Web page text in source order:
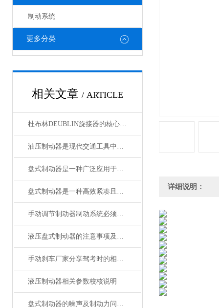
制动系统
更多分类
相关文章 / ARTICLE
杜布林DEUBLIN旋接器的核心在于转子与外壳之间的相对旋转
油压制动器是现代交通工具中常见的制动系统
盘式制动器是一种广泛应用于各类车辆和机械设备的制动系统
盘式制动器是一种高效紧凑且散热性能好的制动系统
手动调节制动器制动系统必须具备的功能
液压盘式制动器的注意事项及保养
手动刹车厂家分享驾考时的相关刹车技巧
液压制动器相关参数校核说明
盘式制动器的噪声及制动力问题处理
详细说明：